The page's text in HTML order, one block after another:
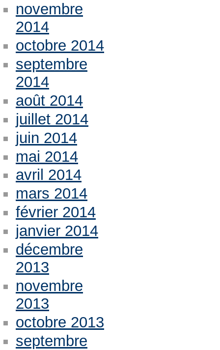
novembre
2014
octobre 2014
septembre
2014
août 2014
juillet 2014
juin 2014
mai 2014
avril 2014
mars 2014
février 2014
janvier 2014
décembre
2013
novembre
2013
octobre 2013
septembre